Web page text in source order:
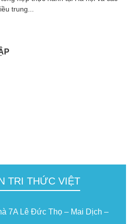
trung...
TRI THỨC VIỆT
7A Lê Đức Thọ – Mai Dịch –